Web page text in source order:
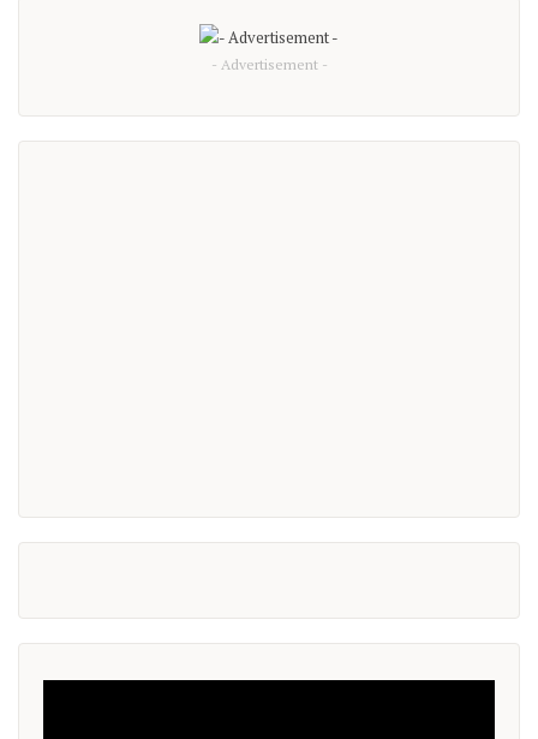
- Advertisement -